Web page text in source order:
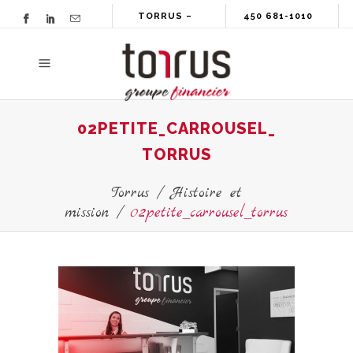
TORRUS – 450 681-1010
02PETITE_CARROUSEL_
TORRUS
Torrus/Histoire et
mission /02petite_carrousel_torrus